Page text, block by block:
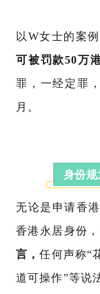
以W女士的案
可被罚款50万
罪，一经定罪
月。
身份
无论是申请香
香港永居身份，
言，任何声称“
道可操作”等说